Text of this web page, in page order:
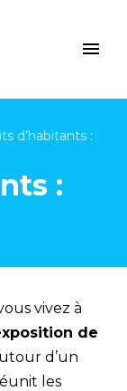
d’habitants :
:
vivez à
de
d’un
les